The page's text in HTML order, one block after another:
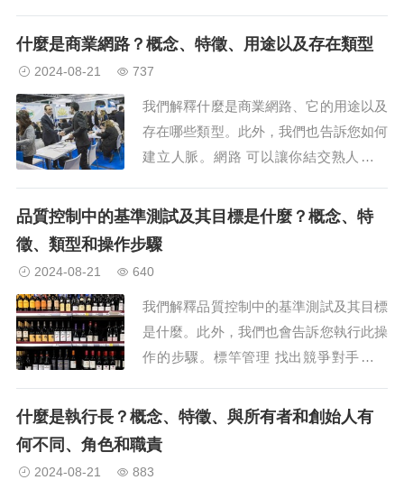
商務，有時也稱為電子商務，包括透過網
什麼是商業網路？概念、特徵、用途以及存在類型
2024-08-21 737
我們解釋什麼是商業網路、它的用途以及
存在哪些類型。此外，我們也告訴您如何
建立人脈。網路 可以讓你結交熟人和潛
業領域，網絡 被理解為建立聯繫的實
獲得未來和可能的投資和工作機會。對於
品質控制中的基準測試及其目標是什麼？概念、特
徵、類型和操作步驟
2024-08-21 640
我們解釋品質控制中的基準測試及其目標
是什麼。此外，我們也會告訴您執行此操
作的步驟。標竿管理 找出競爭對手成功
理？基準測試是一種衡量和比較公司績效
的技術，包括尋找和比較某些代表競爭對
手績效品質的變數、指標和係數基準英
什麼是執行長？概念、特徵、與所有者和創始人有
何不同、角色和職責
2024-08-21 883